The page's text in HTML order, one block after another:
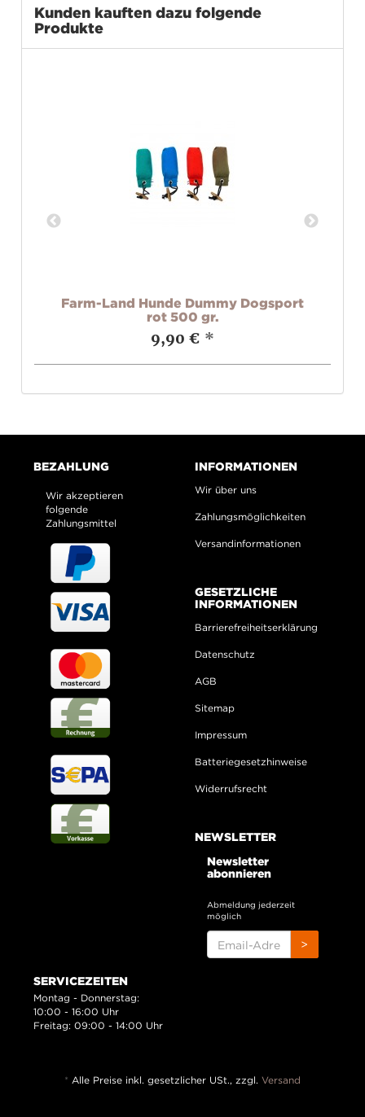
Kunden kauften dazu folgende
Produkte
Farm-Land Hunde Dummy Dogsport
rot 500 gr.
9,90 € *
BEZAHLUNG
Wir akzeptieren
folgende
Zahlungsmittel
INFORMATIONEN
Wir über uns
Zahlungsmöglichkeiten
Versandinformationen
GESETZLICHE
INFORMATIONEN
Barrierefreiheitserklärung
Datenschutz
AGB
Sitemap
Impressum
Batteriegesetzhinweise
Widerrufsrecht
NEWSLETTER
Newsletter
abonnieren
Abmeldung jederzeit
möglich
ADRESSE
>
SERVICEZEITEN
Montag - Donnerstag:
10:00 - 16:00 Uhr
Freitag: 09:00 - 14:00 Uhr
* Alle Preise inkl. gesetzlicher USt., zzgl. Versand